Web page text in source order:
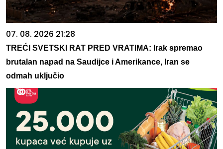
07. 08. 2026 21:28
TREĆI SVETSKI RAT PRED VRATIMA: Irak spremao
brutalan napad na Saudijce i Amerikance, Iran se
odmah uključio